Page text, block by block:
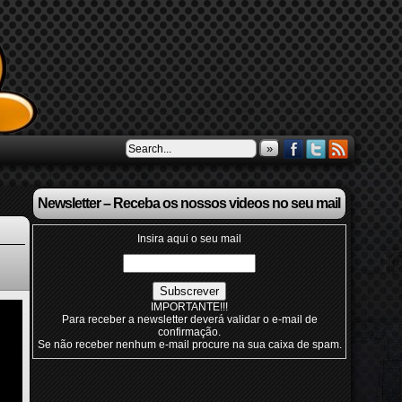
»
Newsletter – Receba os nossos videos no seu mail
Insira aqui o seu mail
IMPORTANTE!!!
Para receber a newsletter deverá validar o e-mail de
confirmação.
Se não receber nenhum e-mail procure na sua caixa de spam.